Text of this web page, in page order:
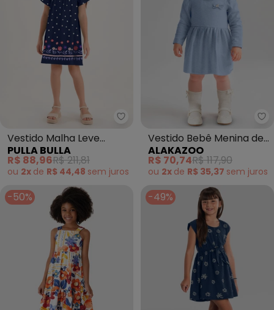
Pulla Bulla - Vestido Malha
Vestido Malha Leve
(Marinho)
PULLA BULLA
R$ 88,96R$ 211,81
ou 2x de R$ 44,48 sem juros
Vestido Bebê Menina de
Mangas Longas (Azul)
ALAKAZOO
R$ 70,74R$ 117,90
ou 2x de R$ 35,37 sem juros
-50% -49%